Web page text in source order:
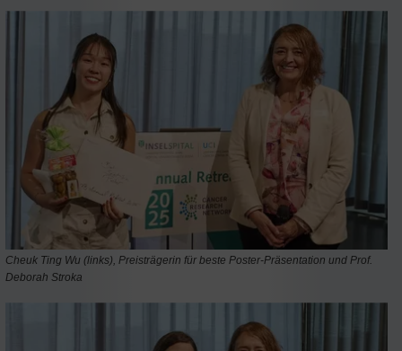
Cheuk Ting Wu (links), Preisträgerin für beste Poster-Präsentation und Prof.
Deborah Stroka